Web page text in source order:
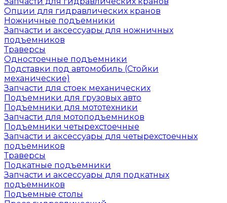
Опции для гидравлических кранов
Ножничные подъемники
Запчасти и аксессуары для ножничных
подъемников
Траверсы
Одностоечные подъемники
Подставки под автомобиль (Стойки
механические)
Запчасти для стоек механических
Подъемники для грузовых авто
Подъемники для мототехники
Запчасти для мотоподъемников
Подъемники четырехстоечные
Запчасти и аксессуары для четырехстоечных
подъемников
Траверсы
Подкатные подъемники
Запчасти и аксессуары для подкатных
подъемников
Подъемные столы